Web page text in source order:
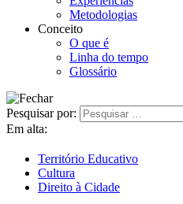
Metodologias
Conceito
O que é
Linha do tempo
Glossário
Pesquisar por:
Em alta:
Território Educativo
Cultura
Direito à Cidade